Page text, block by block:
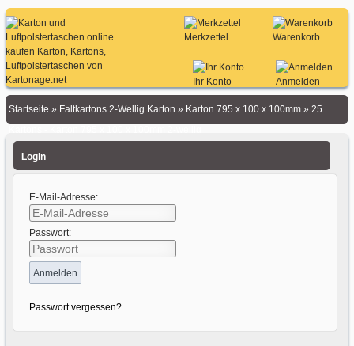
Warenkorb
Merkzettel
Anmelden
Ihr Konto
Startseite » Faltkartons 2-Wellig Karton » Karton 795 x 100 x 100mm »25
Login
E-Mail-Adresse:
Passwort:
Passwort vergessen?